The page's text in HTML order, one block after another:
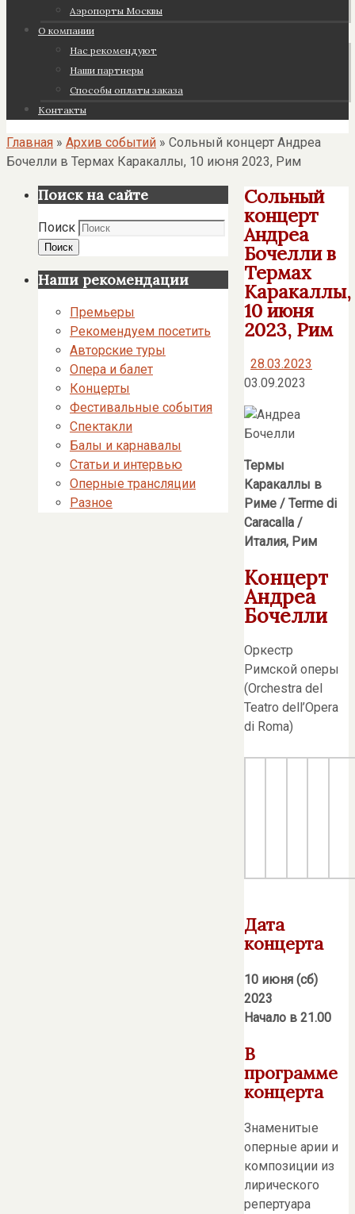
Аэропорты Москвы
О компании
Нас рекомендуют
Наши партнеры
Cпособы оплаты заказа
Контакты
Главная » Архив событий » Сольный концерт Андреа
Бочелли в Термах Каракаллы, 10 июня 2023, Рим
Сольный
концерт
Андреа
Бочелли в
Термах
Каракаллы,
10 июня
2023, Рим
28.03.2023
03.09.2023
Термы
Каракаллы в
Риме / Terme di
Caracalla /
Италия, Рим
Концерт
Андреа
Бочелли
Оркестр
Римской оперы
(Orchestra del
Teatro dell’Opera
di Roma)
Дата
концерта
10 июня (сб)
2023
Начало в 21.00
В
программе
концерта
Знаменитые
оперные арии и
композиции из
лирического
репертуара
Поиск на сайте
Поиск
Поиск
Наши рекомендации
Премьеры
Рекомендуем посетить
Авторские туры
Опера и балет
Концерты
Фестивальные события
Спектакли
Балы и карнавалы
Статьи и интервью
Оперные трансляции
Разное